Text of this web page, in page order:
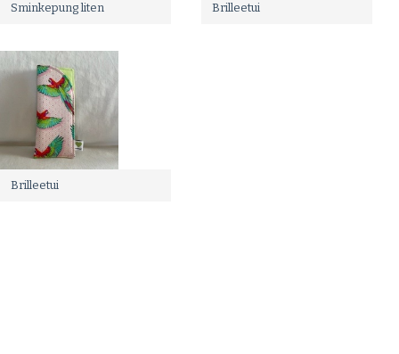
Sminkepung liten Brilleetui
Brilleetui